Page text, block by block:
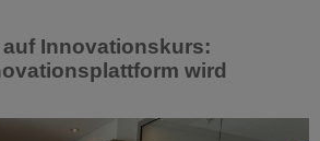
Innovationskurs:
wird